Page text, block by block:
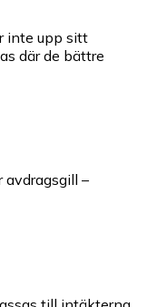
inte upp sitt
där de bättre
–